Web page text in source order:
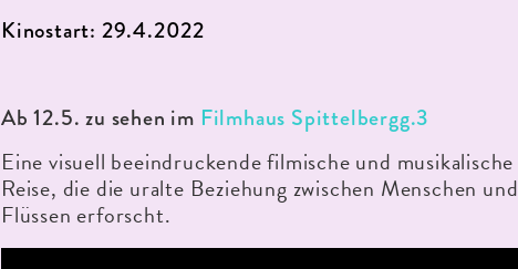
Kinostart: 29.4.2022
Ab 12.5. zu sehen im Filmhaus Spittelbergg.3
Eine visuell beeindruckende filmische und musikalische
Reise, die die uralte Beziehung zwischen Menschen und
Flüssen erforscht.